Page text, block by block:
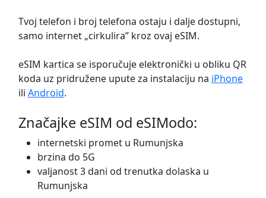
Tvoj telefon i broj telefona ostaju i dalje dostupni,
samo internet „cirkulira” kroz ovaj eSIM.
eSIM kartica se isporučuje elektronički u obliku QR
koda uz pridružene upute za instalaciju na iPhone
ili Android.
Značajke eSIM od eSIModo:
internetski promet u Rumunjska
brzina do 5G
valjanost 3 dani od trenutka dolaska u
Rumunjska